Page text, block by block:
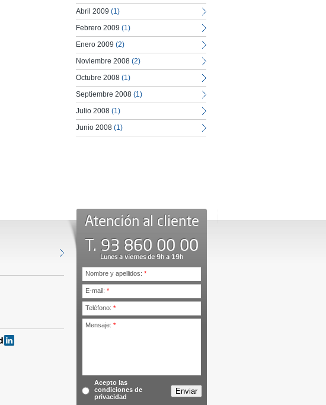
Abril 2009 (1)
Febrero 2009 (1)
Enero 2009 (2)
Noviembre 2008 (2)
Octubre 2008 (1)
Septiembre 2008 (1)
Julio 2008 (1)
Junio 2008 (1)
Atención al cliente
T. 93 860 00 00
Lunes a viernes de 9h a 19h
Nombre y apellidos: *
E-mail: *
Teléfono: *
Mensaje: *
Acepto las
condiciones de
privacidad